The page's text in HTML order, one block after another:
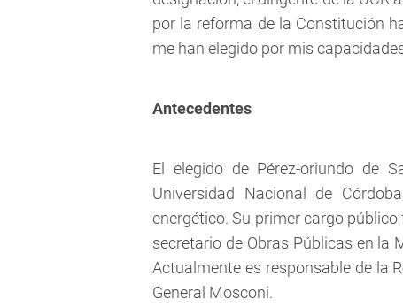
por la reforma de la Constitución
me han elegido por mis
Antecedentes
El elegido de Pérez-oriundo de
Universidad Nacional de
energético. Su primer cargo
secretario de Obras Públicas en la
Actualmente es responsable de la
General Mosconi.